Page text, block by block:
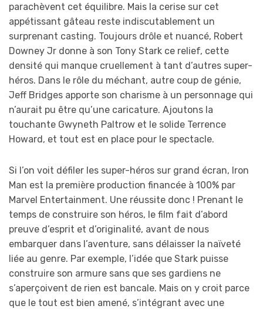
parachèvent cet équilibre. Mais la cerise sur cet
appétissant gâteau reste indiscutablement un
surprenant casting. Toujours drôle et nuancé, Robert
Downey Jr donne à son Tony Stark ce relief, cette
densité qui manque cruellement à tant d’autres super-
héros. Dans le rôle du méchant, autre coup de génie,
Jeff Bridges apporte son charisme à un personnage qui
n’aurait pu être qu’une caricature. Ajoutons la
touchante Gwyneth Paltrow et le solide Terrence
Howard, et tout est en place pour le spectacle.
Si l’on voit défiler les super-héros sur grand écran, Iron
Man est la première production financée à 100% par
Marvel Entertainment. Une réussite donc ! Prenant le
temps de construire son héros, le film fait d’abord
preuve d’esprit et d’originalité, avant de nous
embarquer dans l’aventure, sans délaisser la naïveté
liée au genre. Par exemple, l’idée que Stark puisse
construire son armure sans que ses gardiens ne
s’aperçoivent de rien est bancale. Mais on y croit parce
que le tout est bien amené, s’intégrant avec une